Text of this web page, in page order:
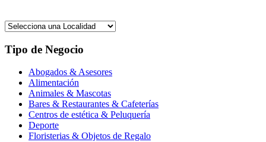
Tipo de Negocio
Abogados & Asesores
Alimentación
Animales & Mascotas
Bares & Restaurantes & Cafeterías
Centros de estética & Peluquería
Deporte
Floristerias & Objetos de Regalo